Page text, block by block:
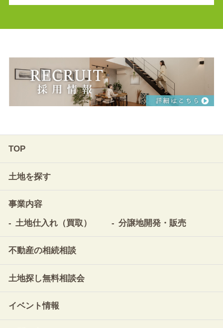
TOP
土地を探す
事業内容
土地仕入れ（買取）
分譲地開発・販売
不動産の相続相談
土地探し無料相談会
イベント情報